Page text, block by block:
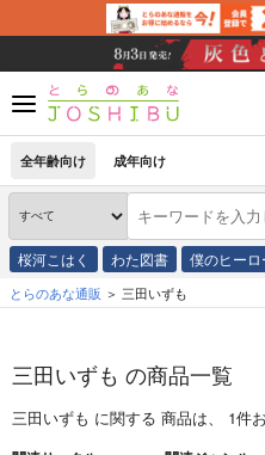
全年齢向け 成年向け
桜河こはく わた図書 僕のヒー
とらのあな通販 三田いずも
三田いずも の商品一覧
三田いずも に関する 商品は、 1件